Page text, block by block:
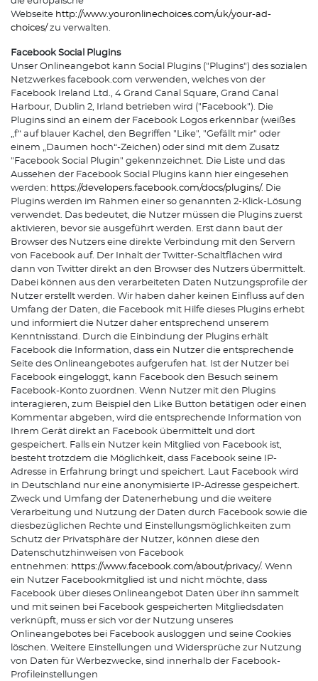
Webseite http://www.youronlinechoices.com/uk/your-ad-
choices/ zu verwalten.
Facebook Social Plugins
Unser Onlineangebot kann Social Plugins ("Plugins") des sozialen
Netzwerkes facebook.com verwenden, welches von der
Facebook Ireland Ltd., 4 Grand Canal Square, Grand Canal
Harbour, Dublin 2, Irland betrieben wird ("Facebook"). Die
Plugins sind an einem der Facebook Logos erkennbar (weißes
„f“ auf blauer Kachel, den Begriffen "Like", "Gefällt mir" oder
einem „Daumen hoch“-Zeichen) oder sind mit dem Zusatz
"Facebook Social Plugin" gekennzeichnet. Die Liste und das
Aussehen der Facebook Social Plugins kann hier eingesehen
werden: https://developers.facebook.com/docs/plugins/. Die
Plugins werden im Rahmen einer so genannten 2-Klick-Lösung
verwendet. Das bedeutet, die Nutzer müssen die Plugins zuerst
aktivieren, bevor sie ausgeführt werden. Erst dann baut der
Browser des Nutzers eine direkte Verbindung mit den Servern
von Facebook auf. Der Inhalt der Twitter-Schaltflächen wird
dann von Twitter direkt an den Browser des Nutzers übermittelt.
Dabei können aus den verarbeiteten Daten Nutzungsprofile der
Nutzer erstellt werden. Wir haben daher keinen Einfluss auf den
Umfang der Daten, die Facebook mit Hilfe dieses Plugins erhebt
und informiert die Nutzer daher entsprechend unserem
Kenntnisstand. Durch die Einbindung der Plugins erhält
Facebook die Information, dass ein Nutzer die entsprechende
Seite des Onlineangebotes aufgerufen hat. Ist der Nutzer bei
Facebook eingeloggt, kann Facebook den Besuch seinem
Facebook-Konto zuordnen. Wenn Nutzer mit den Plugins
interagieren, zum Beispiel den Like Button betätigen oder einen
Kommentar abgeben, wird die entsprechende Information von
Ihrem Gerät direkt an Facebook übermittelt und dort
gespeichert. Falls ein Nutzer kein Mitglied von Facebook ist,
besteht trotzdem die Möglichkeit, dass Facebook seine IP-
Adresse in Erfahrung bringt und speichert. Laut Facebook wird
in Deutschland nur eine anonymisierte IP-Adresse gespeichert.
Zweck und Umfang der Datenerhebung und die weitere
Verarbeitung und Nutzung der Daten durch Facebook sowie die
diesbezüglichen Rechte und Einstellungsmöglichkeiten zum
Schutz der Privatsphäre der Nutzer, können diese den
Datenschutzhinweisen von Facebook
entnehmen: https://www.facebook.com/about/privacy/. Wenn
ein Nutzer Facebookmitglied ist und nicht möchte, dass
Facebook über dieses Onlineangebot Daten über ihn sammelt
und mit seinen bei Facebook gespeicherten Mitgliedsdaten
verknüpft, muss er sich vor der Nutzung unseres
Onlineangebotes bei Facebook ausloggen und seine Cookies
löschen. Weitere Einstellungen und Widersprüche zur Nutzung
von Daten für Werbezwecke, sind innerhalb der Facebook-
Profileinstellungen